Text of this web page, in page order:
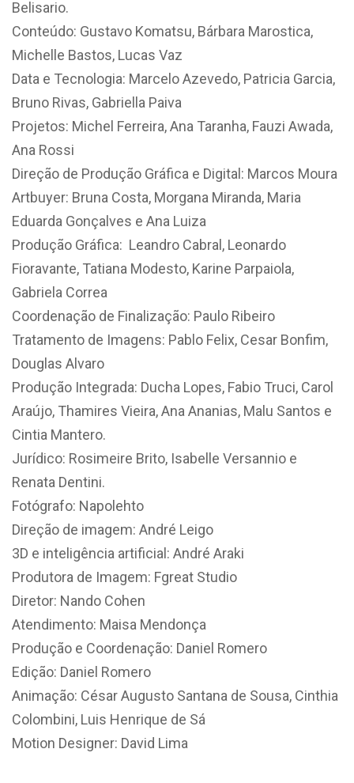
Belisario.
Conteúdo: Gustavo Komatsu, Bárbara Marostica,
Michelle Bastos, Lucas Vaz
Data e Tecnologia: Marcelo Azevedo, Patricia Garcia,
Bruno Rivas, Gabriella Paiva
Projetos: Michel Ferreira, Ana Taranha, Fauzi Awada,
Ana Rossi
Direção de Produção Gráfica e Digital: Marcos Moura
Artbuyer: Bruna Costa, Morgana Miranda, Maria
Eduarda Gonçalves e Ana Luiza
Produção Gráfica: Leandro Cabral, Leonardo
Fioravante, Tatiana Modesto, Karine Parpaiola,
Gabriela Correa
Coordenação de Finalização: Paulo Ribeiro
Tratamento de Imagens: Pablo Felix, Cesar Bonfim,
Douglas Alvaro
Produção Integrada: Ducha Lopes, Fabio Truci, Carol
Araújo, Thamires Vieira, Ana Ananias, Malu Santos e
Cintia Mantero.
Jurídico: Rosimeire Brito, Isabelle Versannio e
Renata Dentini.
Fotógrafo: Napolehto
Direção de imagem: André Leigo
3D e inteligência artificial: André Araki
Produtora de Imagem: Fgreat Studio
Diretor: Nando Cohen
Atendimento: Maisa Mendonça
Produção e Coordenação: Daniel Romero
Edição: Daniel Romero
Animação: César Augusto Santana de Sousa, Cinthia
Colombini, Luis Henrique de Sá
Motion Designer: David Lima